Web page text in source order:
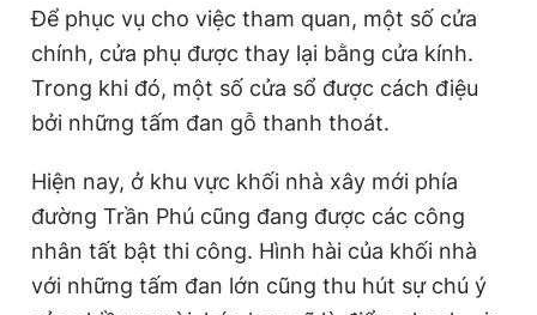
Để phục vụ cho việc tham quan, một số cửa
chính, cửa phụ được thay lại bằng cửa kính.
Trong khi đó, một số cửa sổ được cách điệu
bởi những tấm đan gỗ thanh thoát.
Hiện nay, ở khu vực khối nhà xây mới phía
đường Trần Phú cũng đang được các công
nhân tất bật thi công. Hình hài của khối nhà
với những tấm đan lớn cũng thu hút sự chú ý